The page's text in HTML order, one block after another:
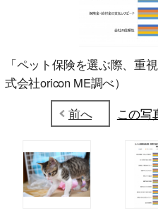
「ペット保険を選ぶ際、
式会社oricon ME調べ）
前へ
この写